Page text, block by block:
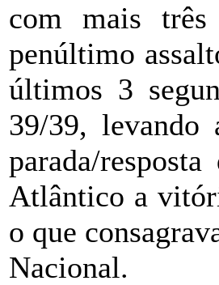
com mais três
penúltimo
últimos 3
39/39, levando
parada/
Atlântico a
o que
Nacional.